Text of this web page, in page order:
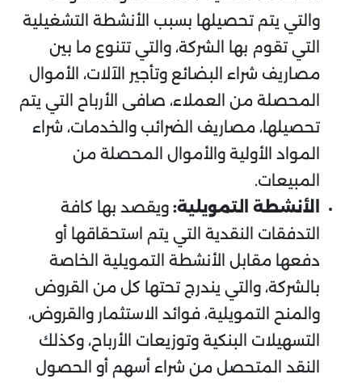
والتي يتم تحصيلها بسبب الأنشطة التشغيلية
التي تقوم بها الشركة، والتي تتنوع ما بين
مصاريف شراء البضائع وتأجير الآلات، الأموال
المحصلة من العملاء، صافى الأرباح التي يتم
تحصيلها، مصاريف الضرائب والخدمات، شراء
المواد الأولية والأموال المحصلة من
المبيعات.
الأنشطة التمويلية: ويقصد بها كافة
التدفقات النقدية التي يتم استحقاقها أو
دفعها مقابل الأنشطة التمويلية الخاصة
بالشركة، والتي يندرج تحتها كل من القروض
والمنح التمويلية، فوائد الاستثمار والقروض،
التسهيلات البنكية وتوزيعات الأرباح، وكذلك
النقد المتحصل من شراء أسهم أو الحصول